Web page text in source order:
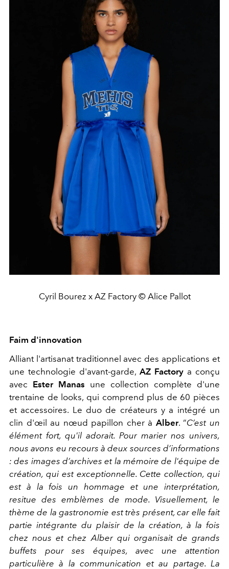
Cyril Bourez x AZ Factory © Alice Pallot
Faim d'innovation
Alliant l'artisanat traditionnel avec des applications et
une technologie d'avant-garde, AZ Factory a conçu
avec Ester Manas une collection complète d'une
trentaine de looks, qui comprend plus de 60 pièces
et accessoires. Le duo de créateurs y a intégré un
clin d'œil au nœud papillon cher à Alber.“C’est un
élément fort, qu'il adorait. Pour marier nos univers,
nous avons eu recours à deux sources d’informations
: des images d’archives et la mémoire de l'équipe de
création, qui est exceptionnelle. Cette collection, qui
est à la fois un hommage et une interprétation,
resitue des emblèmes de mode. Visuellement, le
thème de la gastronomie est très présent, car elle fait
partie intégrante du plaisir de la création, à la fois
chez nous et chez Alber qui organisait de grands
buffets pour ses équipes, avec une attention
particulière à la communication et au partage. La